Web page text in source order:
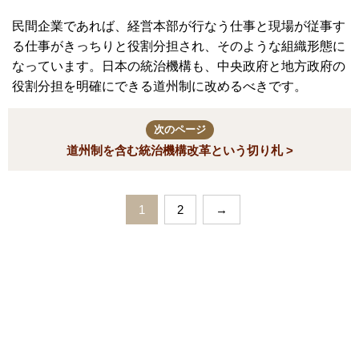
民間企業であれば、経営本部が行なう仕事と現場が従事す
る仕事がきっちりと役割分担され、そのような組織形態に
なっています。日本の統治機構も、中央政府と地方政府の
役割分担を明確にできる道州制に改めるべきです。
次のページ
道州制を含む統治機構改革という切り札 >
1 2 →